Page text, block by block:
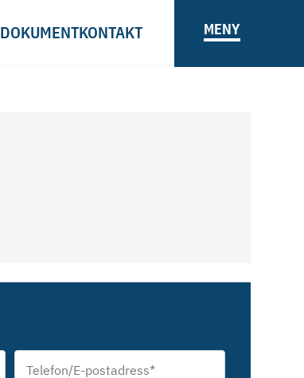
DOKUMENTKONTAKT MENY
Telefon/E-
postadress*